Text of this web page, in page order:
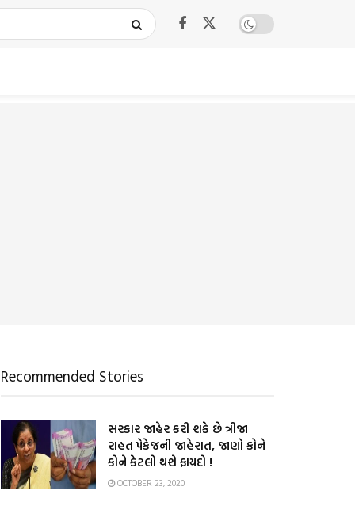
Recommended Stories
સરકાર જાહેર કરી શકે છે ત્રીજા
રાહત પેકેજની જાહેરાત, જાણો કોને
કોને કેટલો થશે ફાયદો !
OCTOBER 23, 2020